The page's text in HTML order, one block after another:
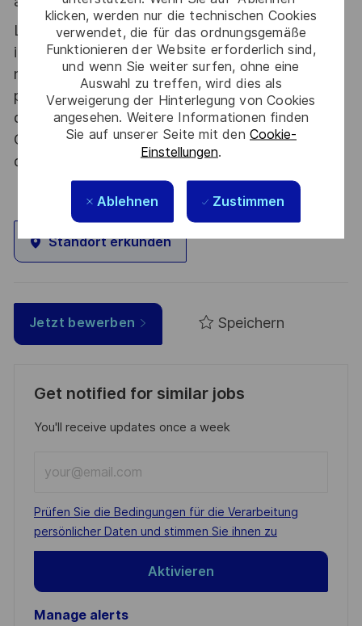
klicken, werden nur die technischen Cookies
verwendet, die für das ordnungsgemäße
Funktionieren der Website erforderlich sind,
und wenn Sie weiter surfen, ohne eine
Auswahl zu treffen, wird dies als
Verweigerung der Hinterlegung von Cookies
angesehen. Weitere Informationen finden
Sie auf unserer Seite mit den Cookie-
Einstellungen.
Ablehnen Zustimmen
Le poste pouvant nécessiter d'accéder à des
informations relevant du secret de la défense
nationale, la personne retenue fera l'objet d'une
procédure d’habilitation, conformément aux
dispositions des articles R.2311-1 et suivants du
Code de la défense et de l’IGI 1300 SGDSN/PSE
du 09 août 2021.
Standort erkunden
Jetzt bewerben Speichern
Get notified for similar jobs
You'll receive updates once a week
Email
address
(Required)
Required
Prüfen Sie die Bedingungen für die Verarbeitung
persönlicher Daten und stimmen Sie ihnen zu
Aktivieren
Manage alerts